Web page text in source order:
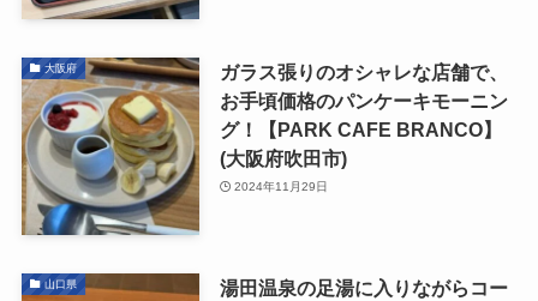
大阪府
ガラス張りのオシャレな店舗で、
お手頃価格のパンケーキモーニン
グ！【PARK CAFE BRANCO】
(大阪府吹田市)
2024年11月29日
山口県
湯田温泉の足湯に入りながらコー